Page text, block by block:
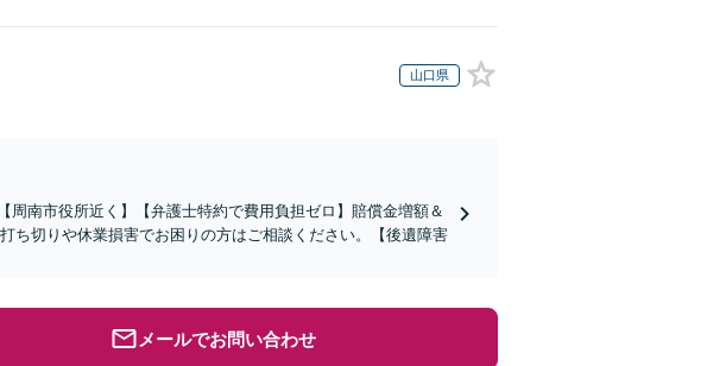
山口県
周南市役所近く】【弁護士特約で費用負担ゼロ】賠償金増額＆
ち切りや休業損害でお困りの方はご相談ください。【後遺障害
メールでお問い合わせ